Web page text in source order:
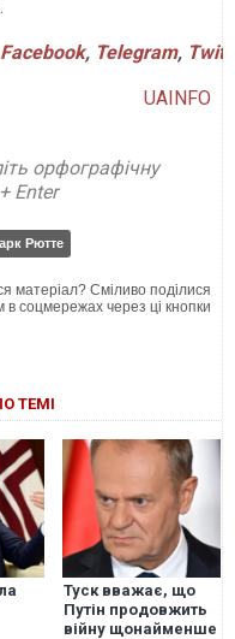
Facebook, Telegram,
UAINFO
орфографічну
Enter
Рютте
матеріал? Сміливо поділися
в соцмережах через ці кнопки
ТЕМІ
Туск вважає, що
Путін продовжить
війну щонайменше